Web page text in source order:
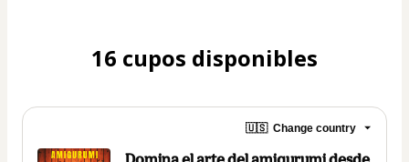
16 cupos disponibles
🇺🇸 Change country